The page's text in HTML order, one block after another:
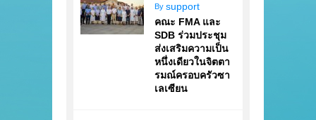
By support
คณะ FMA และ
SDB ร่วมประชุม
ส่งเสริมความเป็น
หนึ่งเดียวในจิตตา
รมณ์ครอบครัวซา
เลเซียน